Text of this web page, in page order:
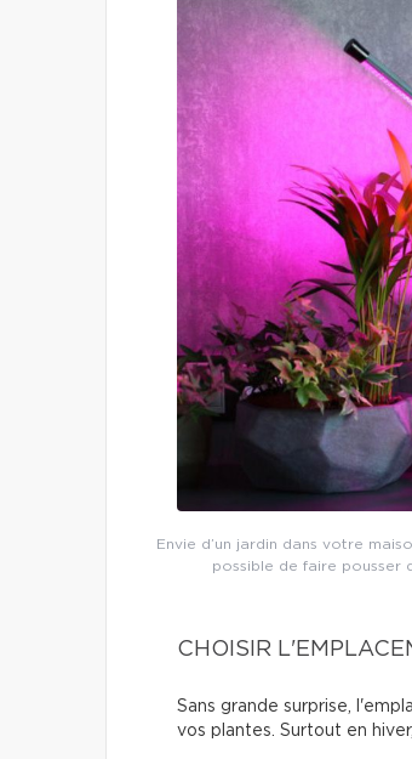
Envie d’un jardin dans votre
possible de faire pousser
CHOISIR
Sans grande surprise,
vos plantes. Surtout en